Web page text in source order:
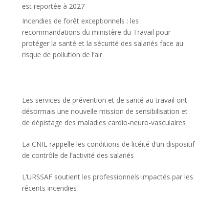
est reportée à 2027
Incendies de forêt exceptionnels : les
recommandations du ministère du Travail pour
protéger la santé et la sécurité des salariés face au
risque de pollution de l’air
Les services de prévention et de santé au travail ont
désormais une nouvelle mission de sensibilisation et
de dépistage des maladies cardio-neuro-vasculaires
La CNIL rappelle les conditions de licéité d’un dispositif
de contrôle de l’activité des salariés
L’URSSAF soutient les professionnels impactés par les
récents incendies